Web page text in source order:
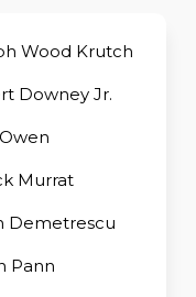
Wood Krutch
Downey Jr.
Murrat
Demetrescu
Pann